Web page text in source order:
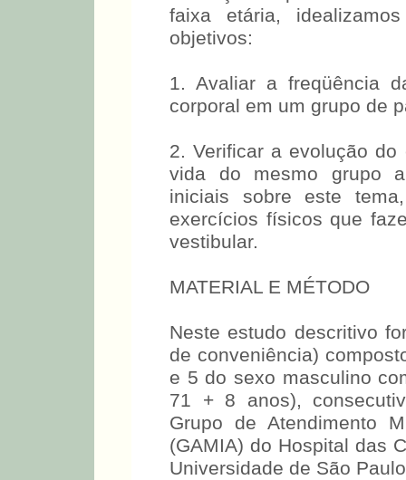
faixa etária,
objetivos:
1. Avaliar a freqüência
corporal em um grupo de
2. Verificar a evolução
vida do mesmo grupo
iniciais sobre este
exercícios físicos que
vestibular.
MATERIAL E MÉTODO
Neste estudo descritivo
de conveniência)
e 5 do sexo masculino
71 + 8 anos),
Grupo de Atendimento
(GAMIA) do Hospital das
Universidade de São